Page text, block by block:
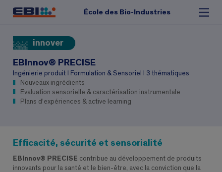
École des Bio-Industries
innover
EBInnov® PRECISE
Ingénierie produit I Formulation & Sensoriel I 3 thématiques
Nouveaux ingrédients
Evaluation sensorielle & caractérisation instrumentale
Plans d’expériences & active learning
Efficacité, sécurité et sensorialité
EBInnov® PRECISE contribue au développement de produits
innovants pour la santé et le bien-être, avec la conviction que la